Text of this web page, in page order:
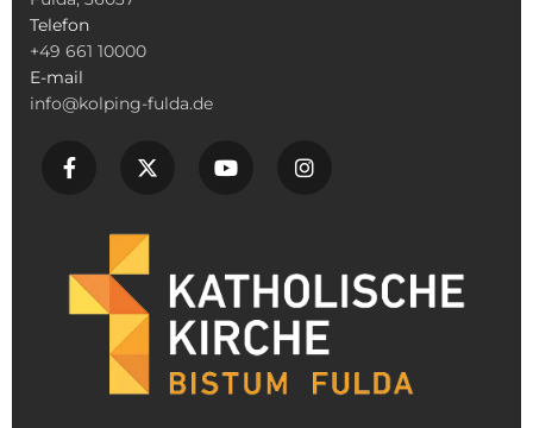
Telefon
+49 661 10000
E-mail
info@kolping-fulda.de